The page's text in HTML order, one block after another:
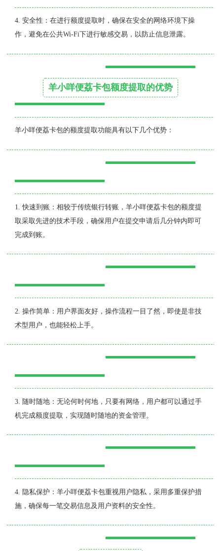
4. 安全性：在进行额度提取时，确保在安全的网络环境下操
作，避免在公共Wi-Fi下进行敏感交易，以防止信息泄露。
羊小咩便荔卡包额度提取的优势
羊小咩便荔卡包的额度提取功能具有以下几个优势：
1. 快速到账：相较于传统银行转账，羊小咩便荔卡包的额度提
取采取先进的技术手段，确保用户在提交申请后几分钟内即可
完成到账。
2. 操作简单：用户界面友好，操作流程一目了然，即使是非技
术型用户，也能轻松上手。
3. 随时随地：无论何时何地，只要有网络，用户都可以通过手
机完成额度提取，实现随时随地的资金管理。
4. 隐私保护：羊小咩便荔卡包重视用户隐私，采用多重保护措
施，确保每一笔交易信息及用户资料的安全性。